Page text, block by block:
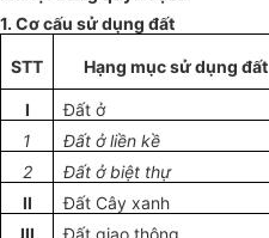
1. Cơ cấu sử dụng đất
STT Hạng mục sử dụng đất
I Đất ở
1
Đất ở liền kề
2
Đất ở biệt thự
II
Đất Cây xanh
III
Đất giao thông